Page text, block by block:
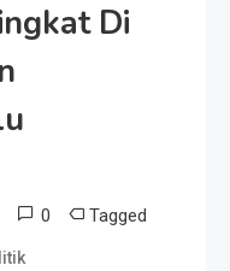
Di
0 Tagged